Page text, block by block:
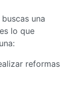
una
lo que
reformas